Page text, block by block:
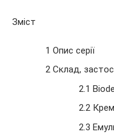
Зміст
1 Опис серії
2 Склад,
2.1
2.2
2.3